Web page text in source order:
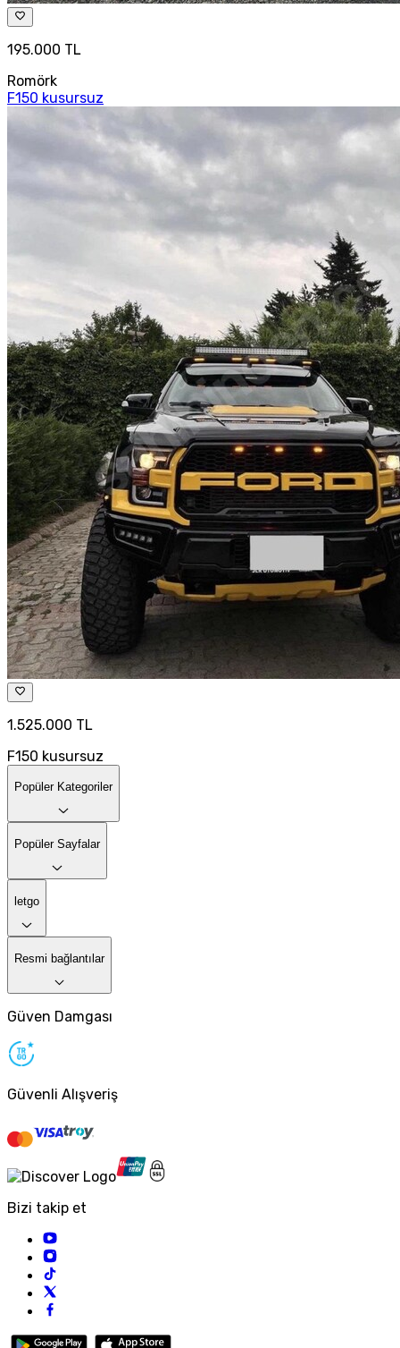
195.000 TL
Romörk
F150 kusursuz
1.525.000 TL
F150 kusursuz
Popüler Kategoriler
Popüler Sayfalar
letgo
Resmi bağlantılar
Güven Damgası
Güvenli Alışveriş
Bizi takip et